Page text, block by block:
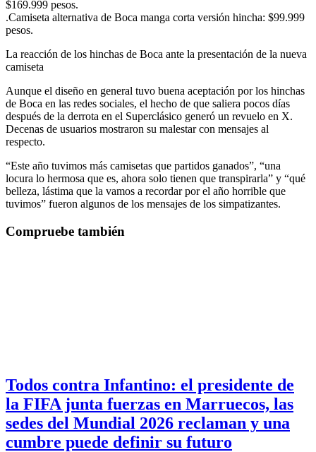
$169.999 pesos.
.Camiseta alternativa de Boca manga corta versión hincha: $99.999
pesos.
La reacción de los hinchas de Boca ante la presentación de la nueva
camiseta
Aunque el diseño en general tuvo buena aceptación por los hinchas
de Boca en las redes sociales, el hecho de que saliera pocos días
después de la derrota en el Superclásico generó un revuelo en X.
Decenas de usuarios mostraron su malestar con mensajes al
respecto.
“Este año tuvimos más camisetas que partidos ganados”, “una
locura lo hermosa que es, ahora solo tienen que transpirarla” y “qué
belleza, lástima que la vamos a recordar por el año horrible que
tuvimos” fueron algunos de los mensajes de los simpatizantes.
Compruebe también
Todos contra Infantino: el presidente de
la FIFA junta fuerzas en Marruecos, las
sedes del Mundial 2026 reclaman y una
cumbre puede definir su futuro